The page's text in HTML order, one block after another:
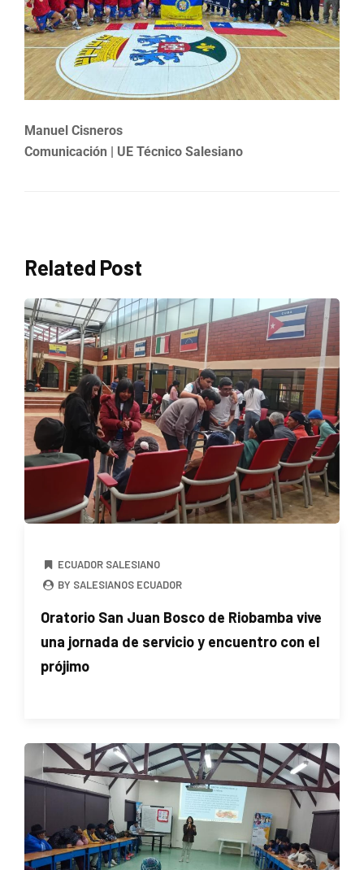
Manuel Cisneros
Comunicación | UE Técnico Salesiano
Related Post
ECUADOR SALESIANO
BY SALESIANOS ECUADOR
Oratorio San Juan Bosco de Riobamba vive
una jornada de servicio y encuentro con el
prójimo